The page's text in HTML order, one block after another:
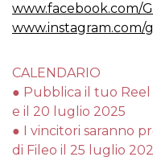
www.facebook.com/
www.instagram.com/
CALENDARIO
● Pubblica il tuo Reel
e il 20 luglio 2025
● I vincitori saranno
di Fileo il 25 luglio